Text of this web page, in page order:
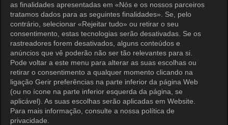
as finalidades apresentadas em «Nós e os nossos parceiros
tratamos dados para as seguintes finalidades». Se, pelo
contrário, selecionar «Rejeitar tudo» ou retirar o seu
consentimento, estas tecnologias serão desativadas. Se os
rastreadores forem desativados, alguns conteúdos e
anúncios que vê poderão não ser tão relevantes para si.
Pode voltar a este menu para alterar as suas escolhas ou
retirar o consentimento a qualquer momento clicando na
ligação Gerir preferências na parte inferior da página Web
(ou no ícone na parte inferior esquerda da página, se
aplicável). As suas escolhas serão aplicadas em Website.
Para mais informação, consulte a nossa política de
privacidade.